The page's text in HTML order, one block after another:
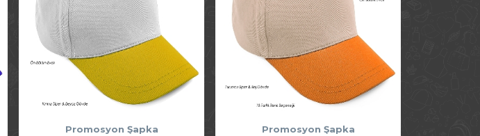
Promosyon Şapka Promosyon Şapka